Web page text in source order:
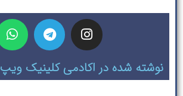
نوشته شده در اکادمی کلینیک ویپ